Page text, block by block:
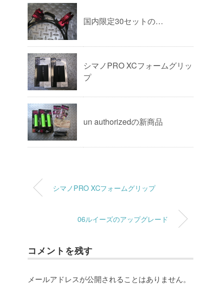
国内限定30セットの…
シマノPRO XCフォームグリッ
プ
un authorizedの新商品
シマノPRO XCフォームグリップ
06ルイーズのアップグレード
コメントを残す
メールアドレスが公開されることはありません。